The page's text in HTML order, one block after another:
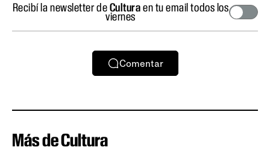
Recibí la newsletter deCulturaen tu email todos los
viernes
Comentar
Más de Cultura